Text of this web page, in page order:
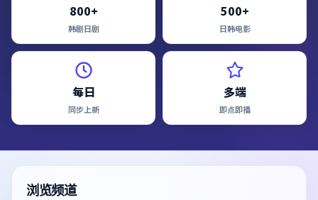
800+
韩剧日剧
500+
日韩电影
每日
同步上新
多端
即点即播
浏览频道